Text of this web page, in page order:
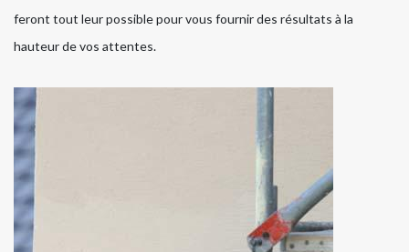
feront tout leur possible pour vous fournir des résultats à la
hauteur de vos attentes.